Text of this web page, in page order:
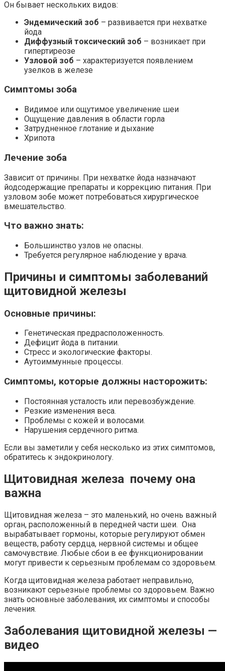
Он бывает нескольких видов:
Эндемический зоб – развивается при нехватке
йода
Диффузный токсический зоб – возникает при
гипертиреозе
Узловой зоб – характеризуется появлением
узелков в железе
Симптомы зоба
Видимое или ощутимое увеличение шеи
Ощущение давления в области горла
Затрудненное глотание и дыхание
Хрипота
Лечение зоба
Зависит от причины. При нехватке йода назначают
йодсодержащие препараты и коррекцию питания. При
узловом зобе может потребоваться хирургическое
вмешательство.
Что важно знать:
Большинство узлов не опасны.
Требуется регулярное наблюдение у врача.
Причины и симптомы заболеваний
щитовидной железы
Основные причины:
Генетическая предрасположенность.
Дефицит йода в питании.
Стресс и экологические факторы.
Аутоиммунные процессы.
Симптомы, которые должны насторожить:
Постоянная усталость или перевозбуждение.
Резкие изменения веса.
Проблемы с кожей и волосами.
Нарушения сердечного ритма.
Если вы заметили у себя несколько из этих симптомов,
обратитесь к эндокринологу.
Щитовидная железа почему она
важна
Щитовидная железа – это маленький, но очень важный
орган, расположенный в передней части шеи. Она
вырабатывает гормоны, которые регулируют обмен
веществ, работу сердца, нервной системы и общее
самочувствие. Любые сбои в ее функционировании
могут привести к серьезным проблемам со здоровьем.
Когда щитовидная железа работает неправильно,
возникают серьезные проблемы со здоровьем. Важно
знать основные заболевания, их симптомы и способы
лечения.
Заболевания щитовидной железы —
видео